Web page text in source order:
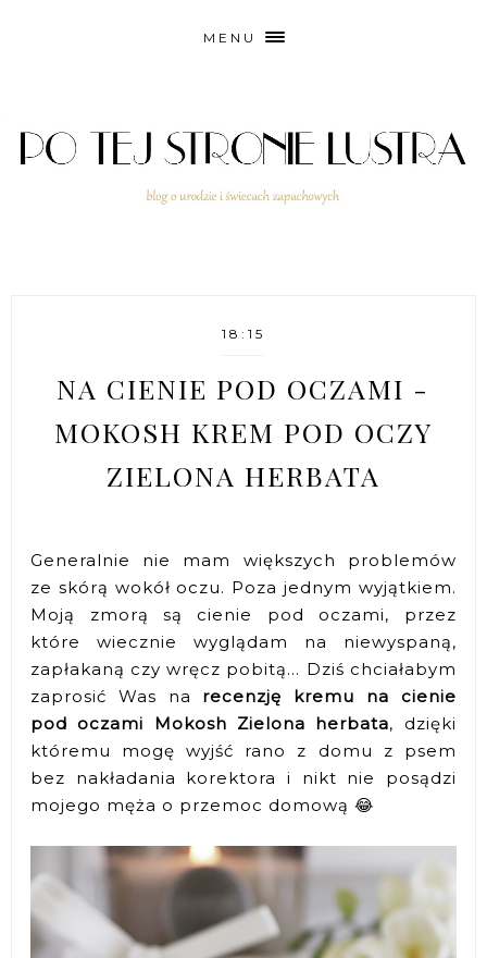
MENU
18:15
NA CIENIE POD OCZAMI -
MOKOSH KREM POD OCZY
ZIELONA HERBATA
Generalnie nie mam większych problemów
ze skórą wokół oczu. Poza jednym wyjątkiem.
Moją zmorą są cienie pod oczami, przez
które wiecznie wyglądam na niewyspaną,
zapłakaną czy wręcz pobitą... Dziś chciałabym
zaprosić Was na recenzję kremu na cienie
pod oczami Mokosh Zielona herbata, dzięki
któremu mogę wyjść rano z domu z psem
bez nakładania korektora i nikt nie posądzi
mojego męża o przemoc domową 😂